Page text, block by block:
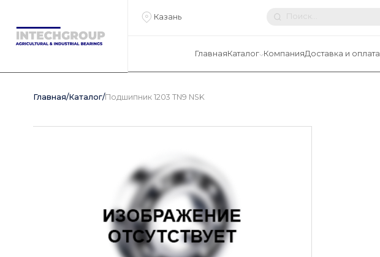
Казань
ГлавнаяКаталог КомпанияДоставка и оплата
Главная/Каталог/Подшипник 1203 TN9 NSK